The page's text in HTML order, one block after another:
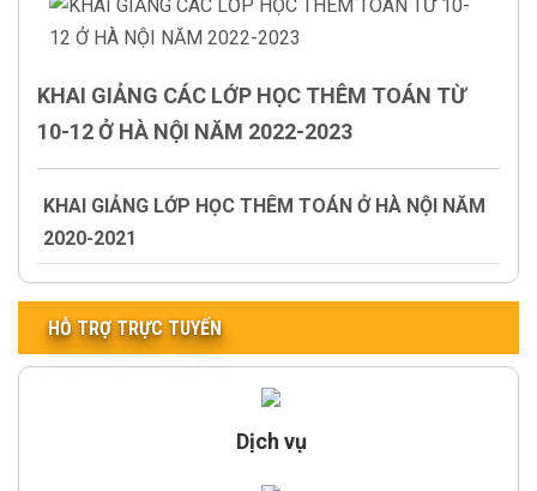
KHAI GIẢNG CÁC LỚP HỌC THÊM TOÁN TỪ
10-12 Ở HÀ NỘI NĂM 2022-2023
KHAI GIẢNG LỚP HỌC THÊM TOÁN Ở HÀ NỘI NĂM
2020-2021
HỖ TRỢ TRỰC TUYẾN
Dịch vụ